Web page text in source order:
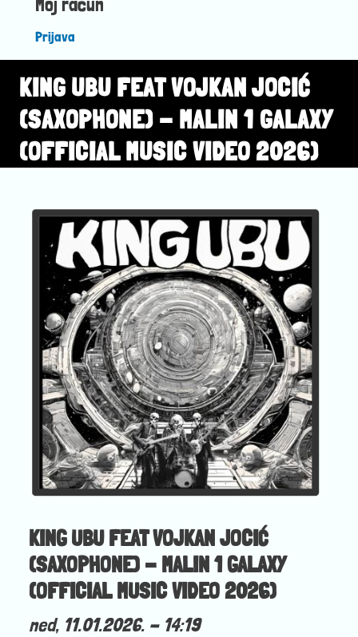
Prijava
KING UBU FEAT VOJKAN JOCIĆ
(SAXOPHONE) - MALIN 1 GALAXY
(OFFICIAL MUSIC VIDEO 2026)
KING UBU FEAT VOJKAN JOCIĆ
(SAXOPHONE) - MALIN 1 GALAXY
(OFFICIAL MUSIC VIDEO 2026)
ned, 11.01.2026. - 14:19